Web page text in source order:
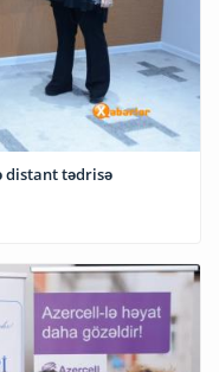
distant tədrisə